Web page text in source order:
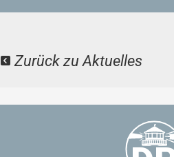
Zurück zu Aktuelles